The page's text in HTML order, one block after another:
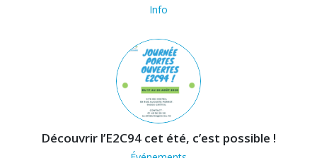
Info
Découvrir l’E2C94 cet été, c’est possible !